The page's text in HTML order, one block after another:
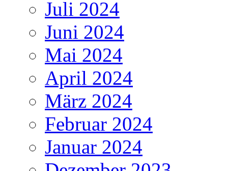
Juli 2024
Juni 2024
Mai 2024
April 2024
März 2024
Februar 2024
Januar 2024